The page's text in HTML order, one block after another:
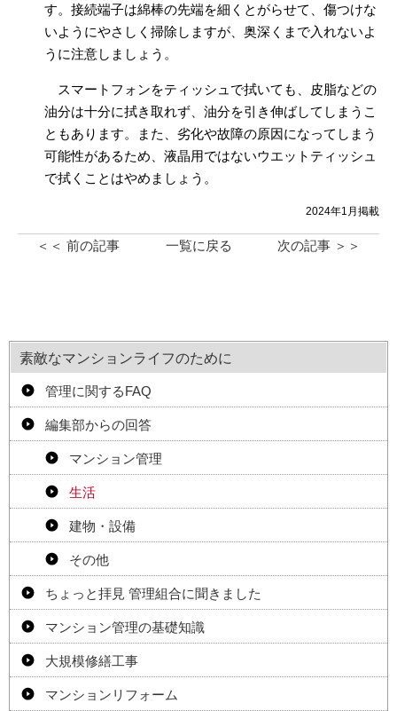
す。接続端子は綿棒の先端を細くとがらせて、傷つけな
いようにやさしく掃除しますが、奥深くまで入れないよ
うに注意しましょう。
スマートフォンをティッシュで拭いても、皮脂などの
油分は十分に拭き取れず、油分を引き伸ばしてしまうこ
ともあります。また、劣化や故障の原因になってしまう
可能性があるため、液晶用ではないウエットティッシュ
で拭くことはやめましょう。
2024年1月掲載
＜＜ 前の記事 一覧に戻る 次の記事 ＞＞
素敵なマンションライフのために
管理に関するFAQ
編集部からの回答
マンション管理
生活
建物・設備
その他
ちょっと拝見 管理組合に聞きました
マンション管理の基礎知識
大規模修繕工事
マンションリフォーム